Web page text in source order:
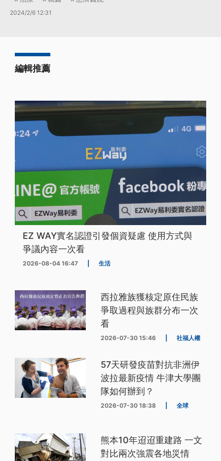
2024/2/6 12:31
編輯推薦
EZ WAY實名認證引發個資疑慮 使用方式與
爭議內容一次看
2026-08-04 16:47 生活
西拉雅族獲核定原住民族
爭取過程與族群分布一次
看
2026-07-30 15:46 社福人權
57天研發疫苗對抗非洲伊
波拉最新疫情 牛津大學團
隊如何辦到？
2026-07-30 18:38 全球
熊本10年迢迢重建路 一文
對比兩次強震各地災情